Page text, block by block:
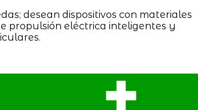
desean dispositivos con materiales
propulsión eléctrica inteligentes y